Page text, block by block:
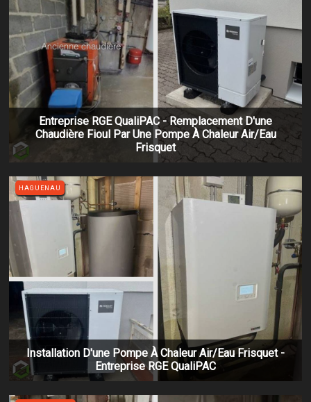
Entreprise RGE QualiPAC - Remplacement D'une
Chaudière Fioul Par Une Pompe À Chaleur Air/eau
Frisquet
Installation D'une Pompe À Chaleur Air/eau Frisquet -
Entreprise RGE QualiPAC
HAGUENAU